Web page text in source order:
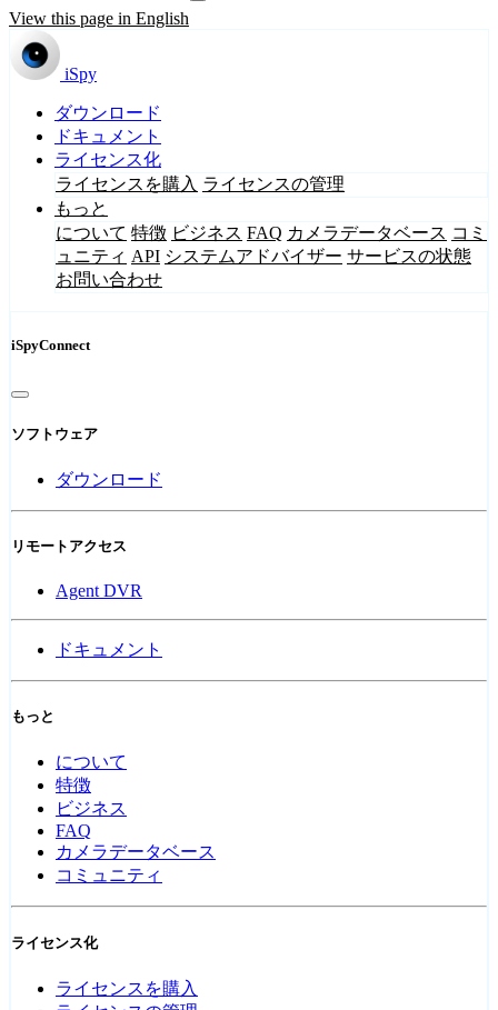
View this page in English
iSpy
ダウンロード
ドキュメント
ライセンス化
ライセンスを購入 ライセンスの管理
もっと
について 特徴 ビジネス FAQ カメラデータベース コミ
ュニティ API システムアドバイザー サービスの状態
お問い合わせ
iSpyConnect
ソフトウェア
ダウンロード
リモートアクセス
Agent DVR
ドキュメント
もっと
について
特徴
ビジネス
FAQ
カメラデータベース
コミュニティ
ライセンス化
ライセンスを購入